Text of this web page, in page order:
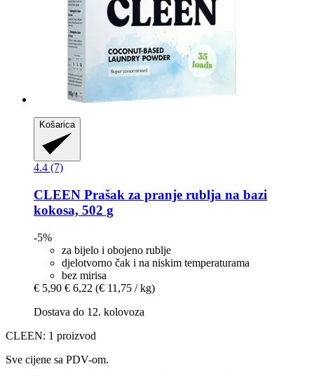
Košarica
4.4 (7)
CLEEN Prašak za pranje rublja na bazi
kokosa, 502 g
-5%
za bijelo i obojeno rublje
djelotvorno čak i na niskim temperaturama
bez mirisa
€ 5,90 € 6,22 (€ 11,75 / kg)
Dostava do 12. kolovoza
CLEEN: 1 proizvod
Sve cijene sa PDV-om.